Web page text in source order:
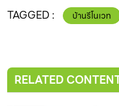
TAGGED : บ้านรีโนเวท
RELATED